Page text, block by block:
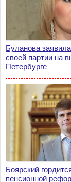
Буланова
своей партии на
Петербурге
Боярский
пенсионной